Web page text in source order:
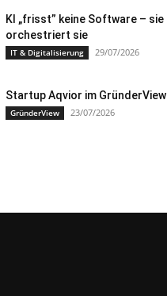
KI „frisst” keine Software – sie
orchestriert sie
IT & Digitalisierung 29/07/2026
Startup Aqvior im GründerView
GründerView 23/07/2026